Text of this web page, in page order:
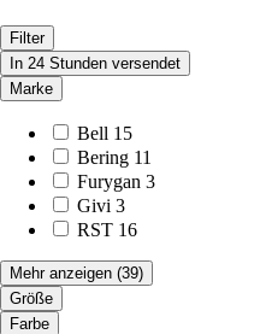
Filter
In 24 Stunden versendet
Marke
Bell 15
Bering 11
Furygan 3
Givi 3
RST 16
Mehr anzeigen (39)
Größe
Farbe